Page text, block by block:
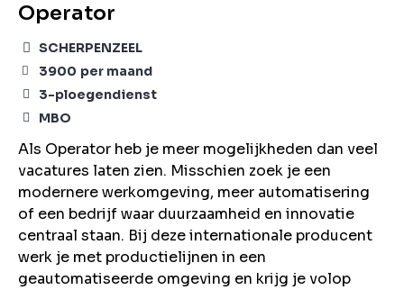
Operator
SCHERPENZEEL
3900 per maand
3-ploegendienst
MBO
Als Operator heb je meer mogelijkheden dan veel
vacatures laten zien. Misschien zoek je een
modernere werkomgeving, meer automatisering
of een bedrijf waar duurzaamheid en innovatie
centraal staan. Bij deze internationale producent
werk je met productielijnen in een
geautomatiseerde omgeving en krijg je volop